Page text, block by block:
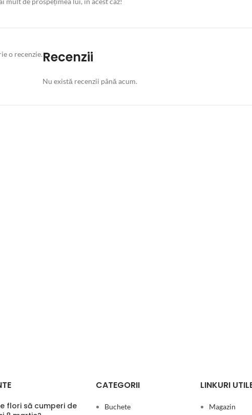
Recenzii
Nu există recenzii până acum.
o recenzie.
flori să cumperi de
CATEGORII
Buchete
LINKURI
Magazin